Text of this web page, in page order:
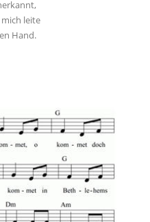
leite
Hand.